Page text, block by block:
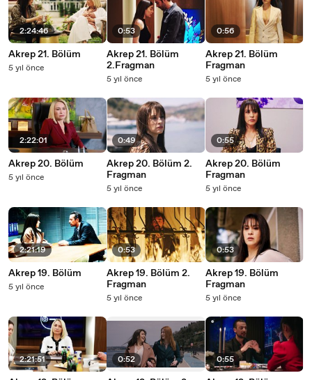
2:24:46
Akrep 21. Bölüm
5 yıl önce
2:22:01
Akrep 20. Bölüm
5 yıl önce
2:21:19
Akrep 19. Bölüm
5 yıl önce
2:21:51
0:53
Akrep 21. Bölüm
2.Fragman
5 yıl önce
0:49
Akrep 20. Bölüm 2.
Fragman
5 yıl önce
0:53
Akrep 19. Bölüm 2.
Fragman
5 yıl önce
0:52
0:56
Akrep 21. Bölüm
Fragman
5 yıl önce
0:55
Akrep 20. Bölüm
Fragman
5 yıl önce
0:53
Akrep 19. Bölüm
Fragman
5 yıl önce
0:55